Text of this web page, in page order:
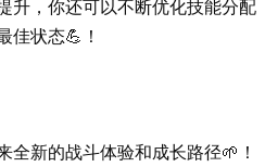
升，你还可以不断优化技能分配
佳状态💪！
全新的战斗体验和成长路径🌱！